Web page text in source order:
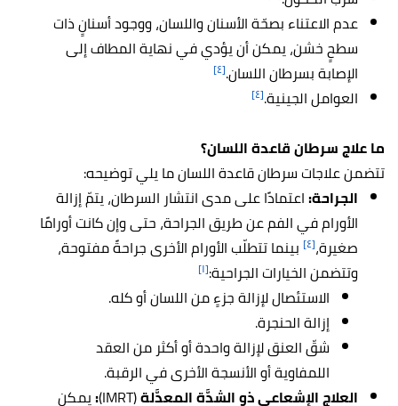
عدم الاعتناء بصحّة الأسنان واللسان، ووجود أسنانٍ ذات
سطحٍ خشن، يمكن أن يؤدي في نهاية المطاف إلى
الإصابة بسرطان اللسان.[٤]
العوامل الجينية.[٤]
ما علاج سرطان قاعدة اللسان؟
تتضمن علاجات سرطان قاعدة اللسان ما يلي توضيحه:
الجراحة:اعتمادًا على مدى انتشار السرطان، يتمّ إزالة
الأورام في الفم عن طريق الجراحة، حتى وإن كانت أورامًا
صغيرة،[٤]
بينما تتطلّب الأورام الأخرى جراحةً مفتوحة،
وتتضمن الخيارات الجراحية:[١]
الاستئصال لإزالة جزءٍ من اللسان أو كله.
إزالة الحنجرة.
شقّ العنق لإزالة واحدة أو أكثر من العقد
اللمفاوية أو الأنسجة الأخرى في الرقبة.
العلاج الإشعاعي ذو الشدَّة المعدَّلة(IMRT)
:يمكن